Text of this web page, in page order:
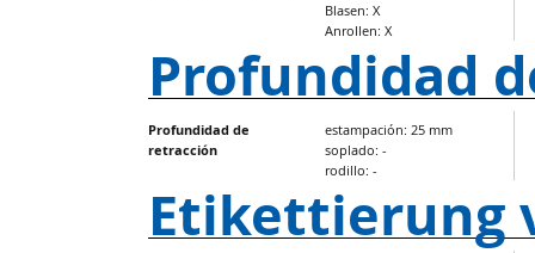
Blasen: X
Anrollen: X
Profundidad
Profundidad de
retracción
estampación: 25 mm
soplado: -
rodillo: -
Etikettierung